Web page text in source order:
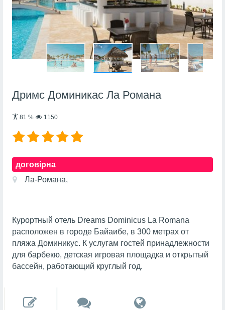
Дримс Доминикас Ла Романа
81 % 1150
договірна
Ла-Романа,
Курортный отель Dreams Dominicus La Romana
расположен в городе Байаибе, в 300 метрах от
пляжа Доминикус. К услугам гостей принадлежности
для барбекю, детская игровая площадка и открытый
бассейн, работающий круглый год.